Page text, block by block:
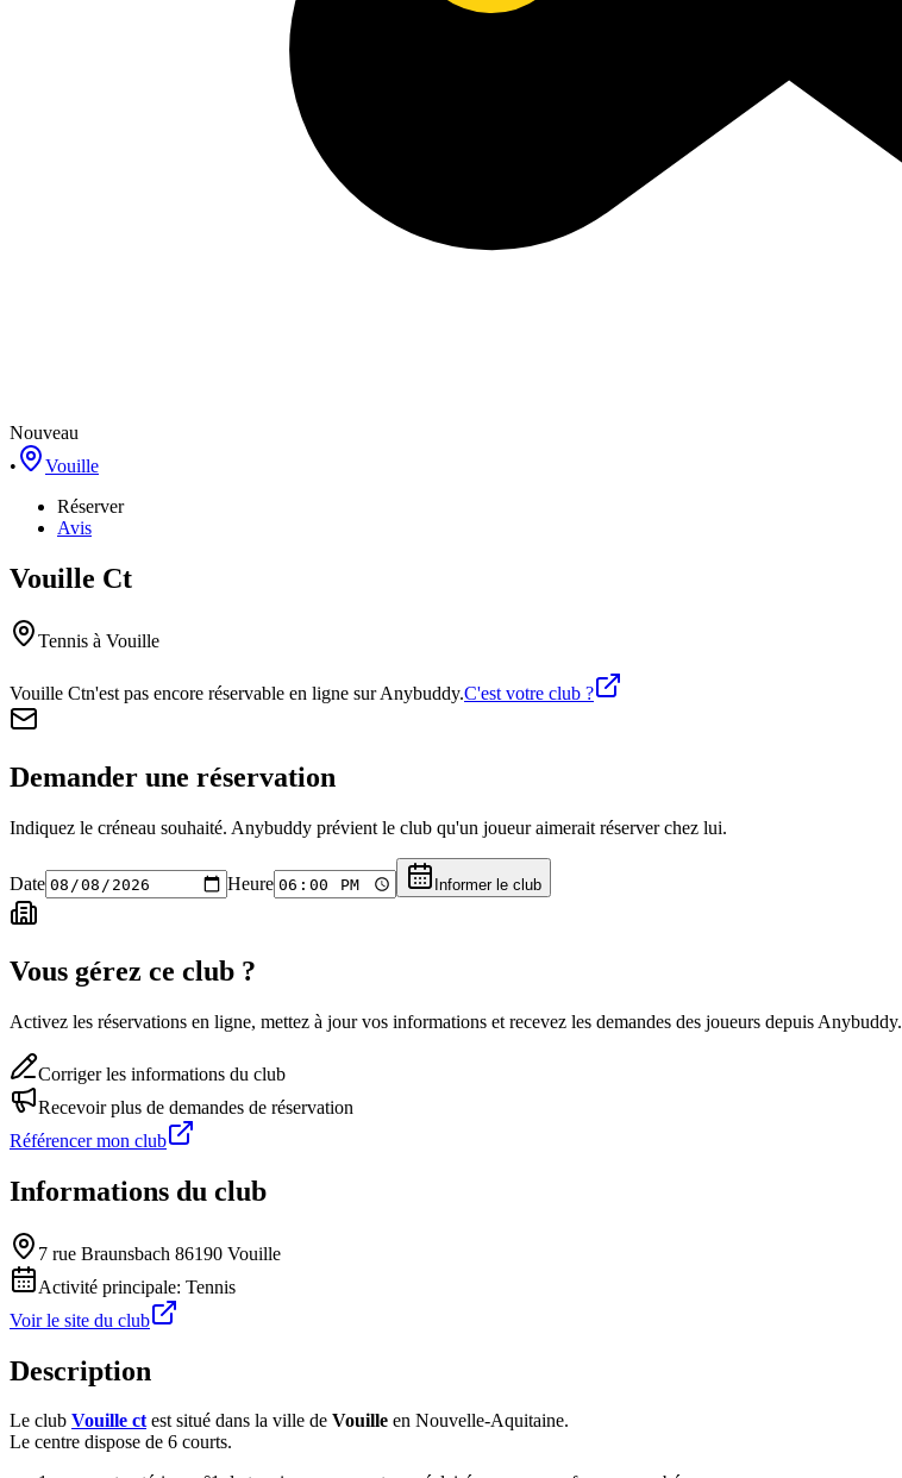
Nouveau
•
Vouille
Réserver
Avis
Vouille Ct
Tennis à Vouille
Vouille Ctn'est pas encore réservable en ligne sur Anybuddy.C'est votre club ?
Demander une réservation
Indiquez le créneau souhaité. Anybuddy prévient le club qu'un joueur aimerait réserver chez lui.
Date Heure Informer le club
Vous gérez ce club ?
Activez les réservations en ligne, mettez à jour vos informations et recevez les demandes des joueurs depuis Anybuddy.
Corriger les informations du club
Recevoir plus de demandes de réservation
Référencer mon club
Informations du club
7 rue Braunsbach 86190 Vouille
Activité principale: Tennis
Voir le site du club
Description
Le club Vouille ctest situé dans la ville de Vouille en Nouvelle-Aquitaine.
Le centre dispose de 6 courts.